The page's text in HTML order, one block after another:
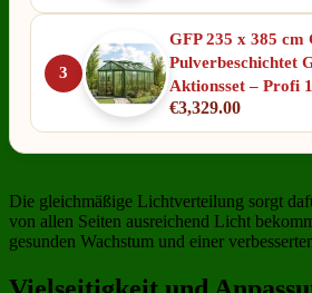
3
GFP 235 x 385 cm
Pulverbeschichtet
Aktionsset – Profi
€3,329.00
Die gleichmäßige Lichtverteilung sorgt
von allen Seiten ausreichend Licht
gesunden Wachstum und einer